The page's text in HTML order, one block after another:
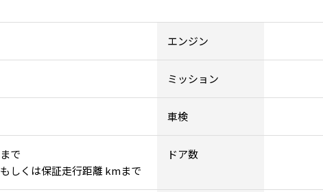
エンジン
ミッション
車検
まで
もしくは保証走行距離 kmまで
ドア数